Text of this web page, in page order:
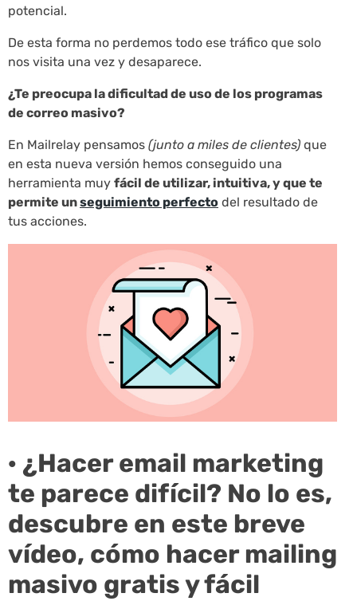
potencial.
De esta forma no perdemos todo ese tráfico que solo
nos visita una vez y desaparece.
¿Te preocupa la dificultad de uso de los programas
de correo masivo?
En Mailrelay pensamos (junto a miles de clientes) que
en esta nueva versión hemos conseguido una
herramienta muy fácil de utilizar, intuitiva, y que te
permite unseguimiento perfecto del resultado de
tus acciones.
· ¿Hacer email marketing
te parece difícil? No lo es,
descubre en este breve
vídeo, cómo hacer mailing
masivo gratis y fácil